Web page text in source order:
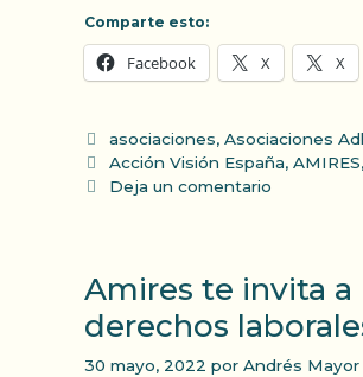
Comparte esto:
Facebook X X
Categorías
asociaciones, Asociaciones
Etiquetas
Acción Visión España, AMIRES,
Deja un comentario
Amires te invita a
derechos
30 mayo, 2022 por Andrés Mayor